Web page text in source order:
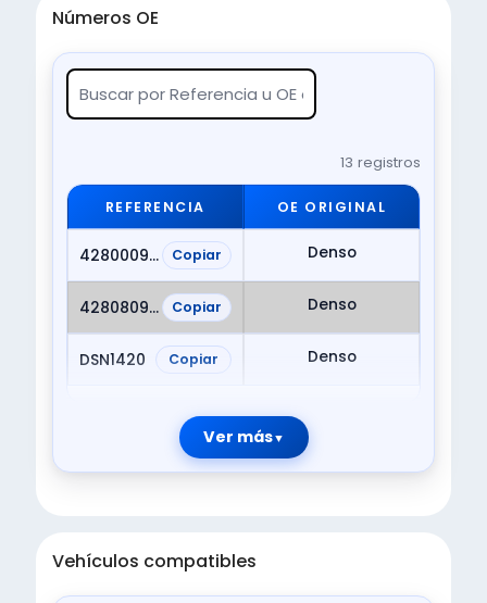
Números OE
13 registros
REFERENCIA OE ORIGINAL
4280009510 Copiar Denso
4280809510 Copiar Denso
DSN1420 Copiar Denso
Ver más
Vehículos compatibles